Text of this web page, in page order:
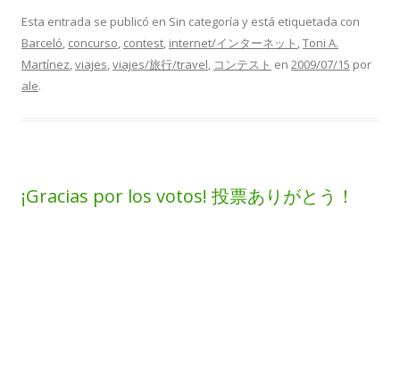
Esta entrada se publicó en Sin categoría y está etiquetada con
Barceló, concurso, contest, internet/インターネット ,Toni A.
Martínez,viajes,viajes/旅行/travel, コンテスト en 2009/07/15 por
ale.
¡Gracias por los votos! 投票ありがとう！